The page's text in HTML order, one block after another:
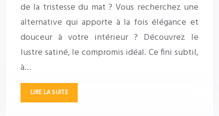
de la tristesse du mat ? Vous recherchez une
alternative qui apporte à la fois élégance et
douceur à votre intérieur ? Découvrez le
lustre satiné, le compromis idéal. Ce fini subtil,
à…
LIRE LA SUITE